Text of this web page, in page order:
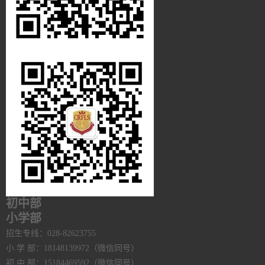
初中部
小学部
招生专线：028-82623755
小 学 部：18148139972（微信同号）
初 中 部：15184469592（微信同号）